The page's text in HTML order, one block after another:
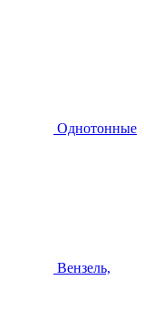
Однотонные
Вензель,